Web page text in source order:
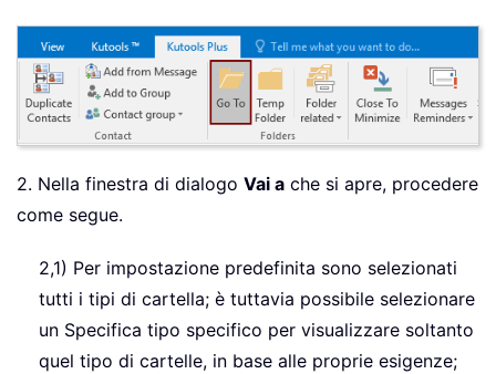
2. Nella finestra di dialogo Vai a che si apre, procedere
come segue.
2,1) Per impostazione predefinita sono selezionati
tutti i tipi di cartella; è tuttavia possibile selezionare
un Specifica tipo specifico per visualizzare soltanto
quel tipo di cartelle, in base alle proprie esigenze;